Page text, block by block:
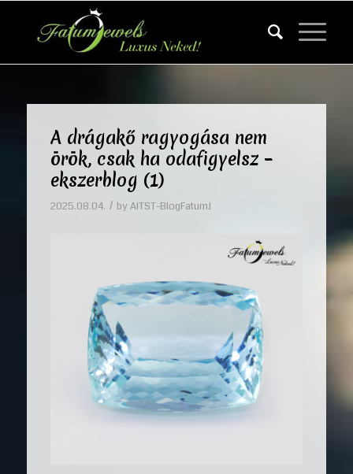
A drágakő ragyogása nem
örök, csak ha odafigyelsz –
ekszerblog (1)
2025.08.04. / by AITST-BlogFatumJ